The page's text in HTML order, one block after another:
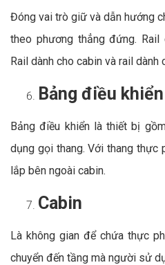
Đóng vai trò giữ và dẫn hướng
theo phương thẳng đứng.
Rail dành cho cabin và rail dành
Bảng điều khiển
Bảng điều khiển là thiết bị
dụng gọi thang. Với thang thực
lắp bên ngoài cabin.
Cabin
Là không gian để chứa thực
chuyển đến tầng mà người sử